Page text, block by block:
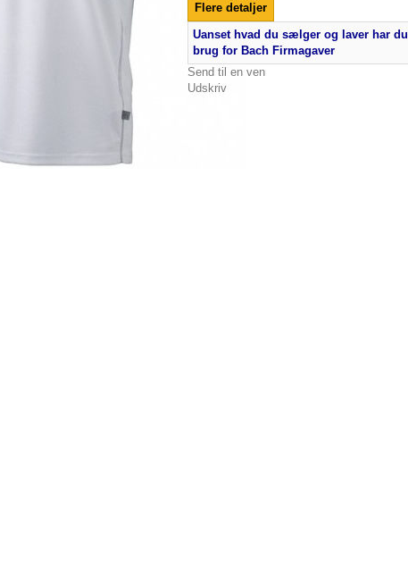
Flere detaljer
Uanset hvad du sælger og laver har du
brug for Bach Firmagaver
Send til en ven
Udskriv